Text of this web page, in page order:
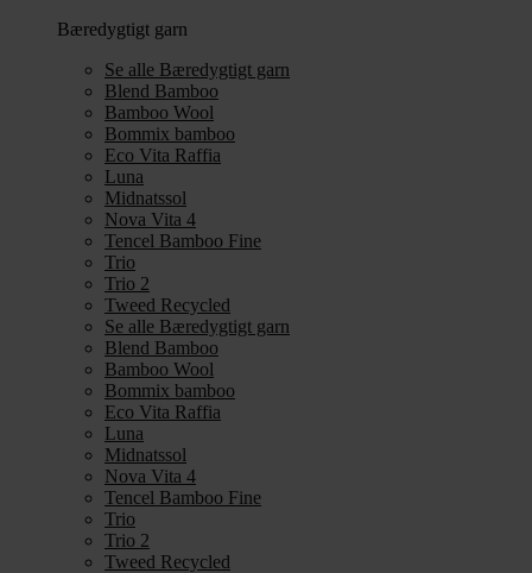
Bæredygtigt garn
Se alle Bæredygtigt garn
Blend Bamboo
Bamboo Wool
Bommix bamboo
Eco Vita Raffia
Luna
Midnatssol
Nova Vita 4
Tencel Bamboo Fine
Trio
Trio 2
Tweed Recycled
Se alle Bæredygtigt garn
Blend Bamboo
Bamboo Wool
Bommix bamboo
Eco Vita Raffia
Luna
Midnatssol
Nova Vita 4
Tencel Bamboo Fine
Trio
Trio 2
Tweed Recycled